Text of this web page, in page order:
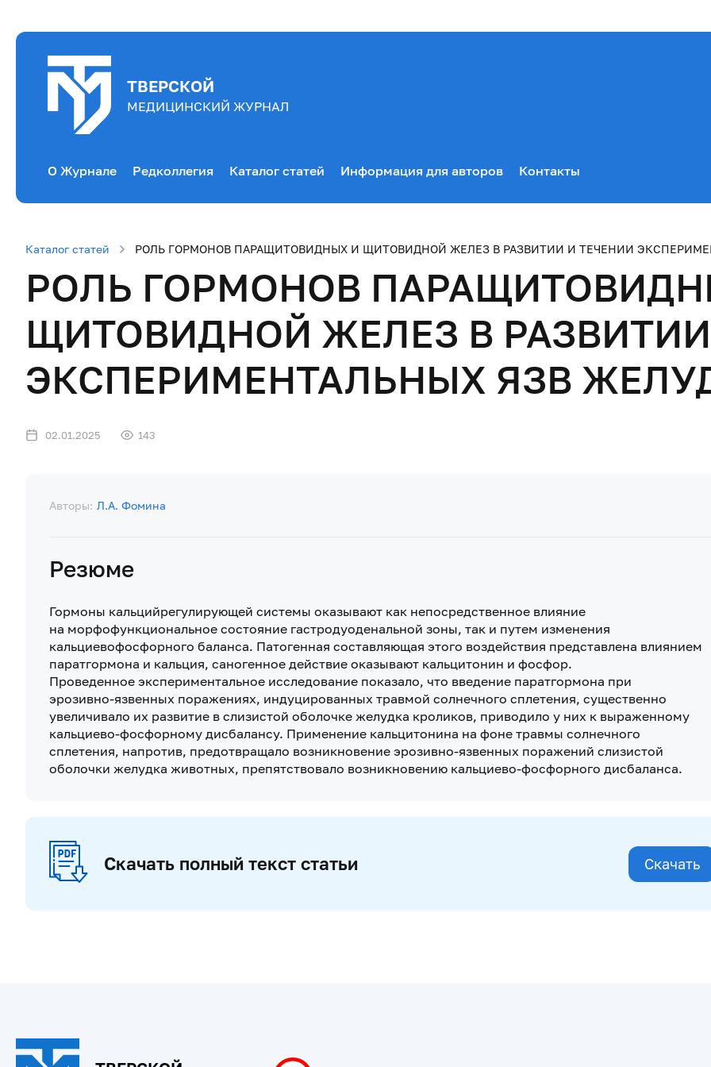
ТВЕРСКОЙ
МЕДИЦИНСКИЙ ЖУРНАЛ
О Журнале Редколлегия Каталог статей Информация для авторов Контакты
Каталог статей РОЛЬ ГОРМОНОВ ПАРАЩИТОВИДНЫХ И ЩИТОВИДНОЙ ЖЕЛЕЗ В РАЗВИТИИ И ТЕЧЕНИИ
РОЛЬ ГОРМОНОВ
ЩИТОВИДНОЙ ЖЕЛЕЗ В
ЭКСПЕРИМЕНТАЛЬНЫХ ЯЗВ
02.01.2025 143
Авторы: Л.А. Фомина
Резюме
Гормоны кальцийрегулирующей системы оказывают как непосредственное влияние
на морфофункциональное состояние гастродуоденальной зоны, так и путем изменения
кальциевофосфорного баланса. Патогенная составляющая этого воздействия представлена влиянием
паратгормона и кальция, саногенное действие оказывают кальцитонин и фосфор.
Проведенное экспериментальное исследование показало, что введение паратгормона при
эрозивно-язвенных поражениях, индуцированных травмой солнечного сплетения, существенно
увеличивало их развитие в слизистой оболочке желудка кроликов, приводило у них к выраженному
кальциево-фосфорному дисбалансу. Применение кальцитонина на фоне травмы солнечного
сплетения, напротив, предотвращало возникновение эрозивно-язвенных поражений слизистой
оболочки желудка животных, препятствовало возникновению кальциево-фосфорного дисбаланса.
Скачать полный текст статьи Скачать